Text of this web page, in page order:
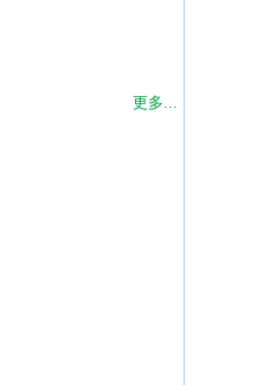
更多...